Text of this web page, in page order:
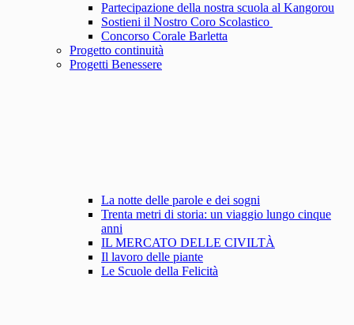
Partecipazione della nostra scuola al Kangorou
Sostieni il Nostro Coro Scolastico
Concorso Corale Barletta
Progetto continuità
Progetti Benessere
La notte delle parole e dei sogni
Trenta metri di storia: un viaggio lungo cinque
anni
IL MERCATO DELLE CIVILTÀ
Il lavoro delle piante
Le Scuole della Felicità